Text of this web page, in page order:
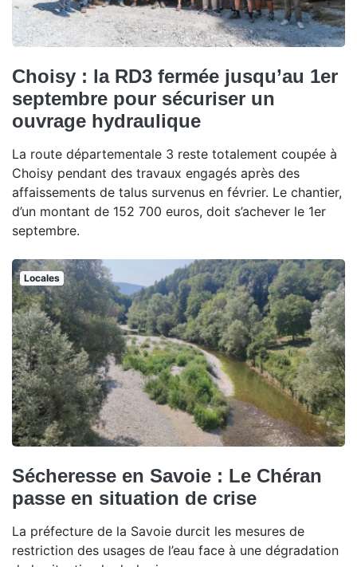
Choisy : la RD3 fermée jusqu’au 1er
septembre pour sécuriser un
ouvrage hydraulique
La route départementale 3 reste totalement coupée à
Choisy pendant des travaux engagés après des
affaissements de talus survenus en février. Le chantier,
d’un montant de 152 700 euros, doit s’achever le 1er
septembre.
Locales
Sécheresse en Savoie : Le Chéran
passe en situation de crise
La préfecture de la Savoie durcit les mesures de
restriction des usages de l’eau face à une dégradation